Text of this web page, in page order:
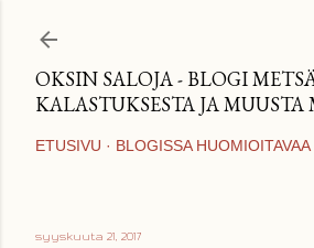
OKSIN SALOJA - BLOGI
KALASTUKSESTA JA MUUSTA
ETUSIVU BLOGISSA HUOMIOITAVAA
syyskuuta 21, 2017